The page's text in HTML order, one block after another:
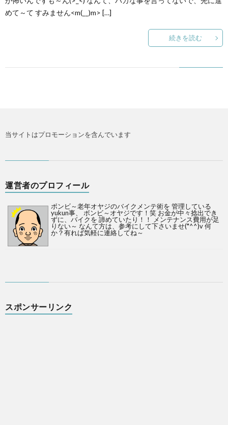
めて～て すみません<m(__)m> […]
続きを読む
当サイトはプロモーションを含んでいます
運営者のプロフィール
ボンビ～老年オヤジのバイクメンテ術を 管理している
yukun事、 ボンビ～オヤジです！笑 お金が中々捻出でき
ずに、バイクを 諦めていたり！！ メンテナンス費用が足
りない～ なんて方は、参考にして下さいませ(*^^)v 何
か？有れば気軽に連絡してね～
スポンサーリンク